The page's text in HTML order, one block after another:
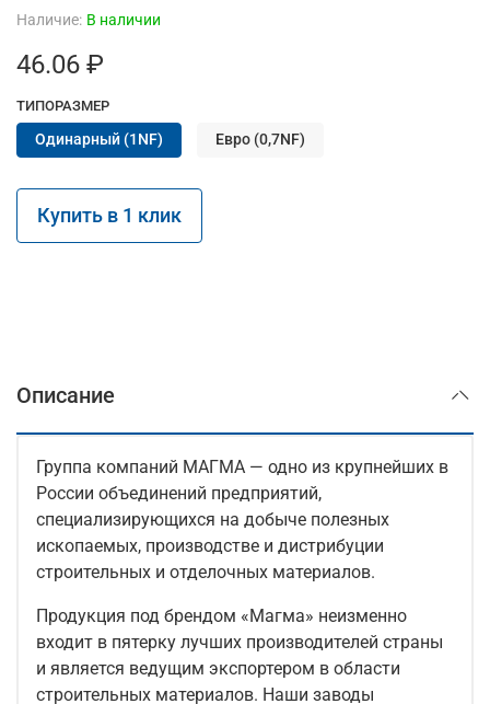
Наличие: В наличии
46.06 ₽
Купить в 1 клик
ТИПОРАЗМЕР
Одинарный (1NF) Евро (0,7NF)
Описание
Группа компаний МАГМА — одно из крупнейших в
России объединений предприятий,
специализирующихся на добыче полезных
ископаемых, производстве и дистрибуции
строительных и отделочных материалов.
Продукция под брендом «Магма» неизменно
входит в пятерку лучших производителей страны
и является ведущим экспортером в области
строительных материалов. Наши заводы